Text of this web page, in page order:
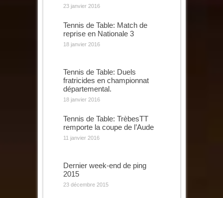
23 janvier 2016
Tennis de Table: Match de
reprise en Nationale 3
18 janvier 2016
Tennis de Table: Duels
fratricides en championnat
départemental.
18 janvier 2016
Tennis de Table: TrèbesTT
remporte la coupe de l’Aude
11 janvier 2016
Dernier week-end de ping
2015
23 décembre 2015